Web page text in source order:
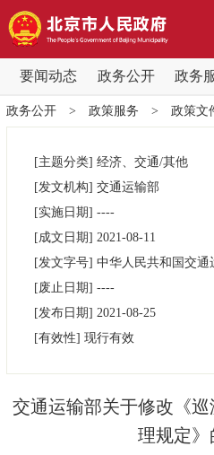
要闻动态 政务公开 政务
要闻动态
党中央精神 国务院
北京要闻 会议信
政务公开
市领导
政策兑现 政策
专题公
政务公开> 政策服务 > 政策文
[主题分类] 经济、交通/其他
[发文机构] 交通运输部
[实施日期] ----
[成文日期] 2021-08-11
[发文字号] 中华人民共和国交通
[废止日期] ----
[发布日期] 2021-08-25
[有效性] 现行有效
交通运输部关于修改《
理规定》